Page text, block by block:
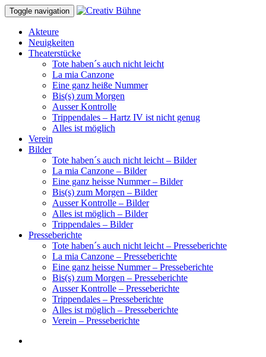
Toggle navigation
Akteure
Neuigkeiten
Theaterstücke
Tote haben´s auch nicht leicht
La mia Canzone
Eine ganz heiße Nummer
Bis(s) zum Morgen
Ausser Kontrolle
Trippendales – Hartz IV ist nicht genug
Alles ist möglich
Verein
Bilder
Tote haben´s auch nicht leicht – Bilder
La mia Canzone – Bilder
Eine ganz heisse Nummer – Bilder
Bis(s) zum Morgen – Bilder
Ausser Kontrolle – Bilder
Alles ist möglich – Bilder
Trippendales – Bilder
Presseberichte
Tote haben´s auch nicht leicht – Presseberichte
La mia Canzone – Presseberichte
Eine ganz heisse Nummer – Presseberichte
Bis(s) zum Morgen – Presseberichte
Ausser Kontrolle – Presseberichte
Trippendales – Presseberichte
Alles ist möglich – Presseberichte
Verein – Presseberichte